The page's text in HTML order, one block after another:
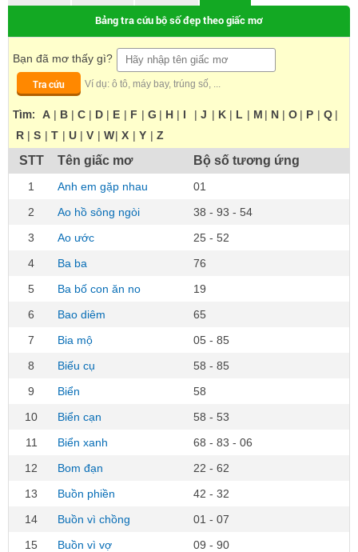
Bảng tra cứu bộ số đẹp theo giấc mơ
Bạn đã mơ thấy gì?
Tra cứu
Ví dụ: ô tô, máy bay, trúng số, ...
Tìm: A | B | C | D | E | F | G | H | I | J | K | L | M | N | O | P | Q |
R | S | T | U | V | W| X | Y | Z
STT Tên giấc mơ Bộ số tương ứng
1 Anh em gặp nhau
01
2
Ao hồ sông ngòi
38 - 93 - 54
3
Ao ước
25 - 52
4
Ba ba
76
5
Ba bố con ăn no
19
6
Bao diêm
65
7
Bia mộ
05 - 85
8
Biếu cụ
58 - 85
9
Biển
58
10
Biển cạn
58 - 53
11
Biển xanh
68 - 83 - 06
12
Bom đạn
22 - 62
13
Buồn phiền
42 - 32
14
Buồn vì chồng
01 - 07
15
Buồn vì vợ
09 - 90